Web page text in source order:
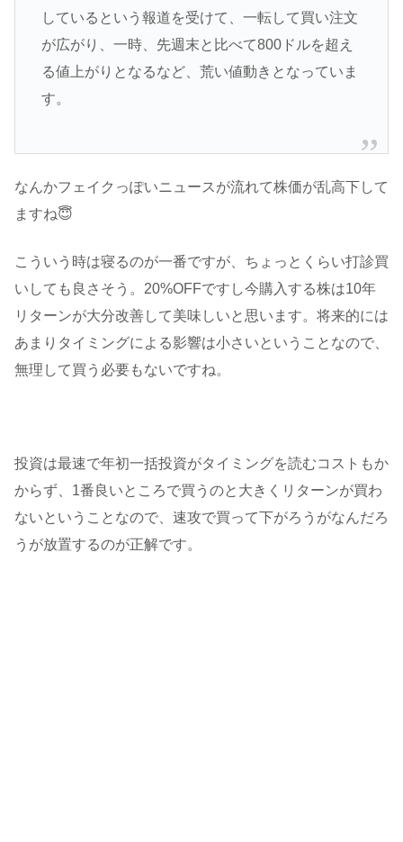
しているという報道を受けて、一転して買い注文
が広がり、一時、先週末と比べて800ドルを超え
る値上がりとなるなど、荒い値動きとなっていま
す。
なんかフェイクっぽいニュースが流れて株価が乱高下して
ますね😇
こういう時は寝るのが一番ですが、ちょっとくらい打診買
いしても良さそう。20%OFFですし今購入する株は10年
リターンが大分改善して美味しいと思います。将来的には
あまりタイミングによる影響は小さいということなので、
無理して買う必要もないですね。
投資は最速で年初一括投資がタイミングを読むコストもか
からず、1番良いところで買うのと大きくリターンが買わ
ないということなので、速攻で買って下がろうがなんだろ
うが放置するのが正解です。